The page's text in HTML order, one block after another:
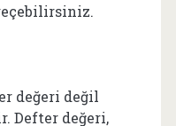
değeri değil
Defter değeri,